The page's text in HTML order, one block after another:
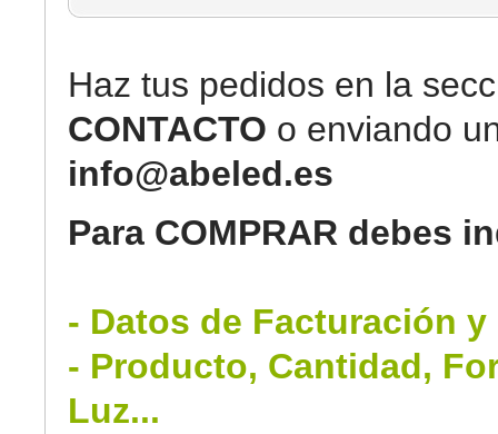
Haz tus pedidos en la
CONTACTO o enviando
info@abeled.es
Para COMPRAR debes
- Datos de Facturación y
- Producto, Cantidad,
Luz...